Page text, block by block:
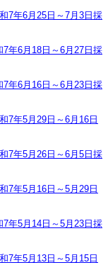
7年6月25日～7月3日採
年6月18日～6月27日採
年6月16日～6月23日採
7年5月29日～6月16日
7年5月26日～6月5日採
7年5月16日～5月29日
年5月14日～5月23日採
7年5月13日～5月15日